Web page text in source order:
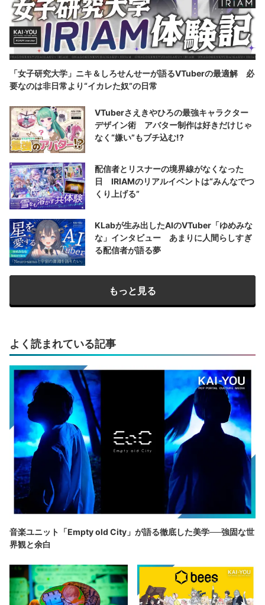
「女子研究大学」ニキ＆しろせんせーが語るVTuberの最適解 必
要なのは非日常より“イカレた奴”の日常
VTuberさえきやひろの最強キャラクター
デザイン術 アバター制作は好きだけじゃ
なく“嫌い”もブチ込む!?
配信者とリスナーの境界線がなくなった
日 IRIAMのリアルイベントは“みんなでつ
くり上げる”
KLabが生み出したAIのVTuber「ゆめみな
な」インタビュー あまりに人間らしすぎ
る配信者が語る夢
もっと見る
よく読まれている記事
音楽ユニット「Empty old City」が語る徹底した美学──強固な世
界観と余白